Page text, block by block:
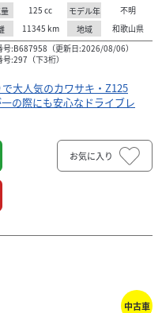
125 cc モデル年
不明
11345 km 地域
和歌山県
号:B687958（更新日:2026/08/06）
:297（下3桁）
大人気のカワサキ・Z125
の際にも安心なドライブレ
お気に入り
中古車